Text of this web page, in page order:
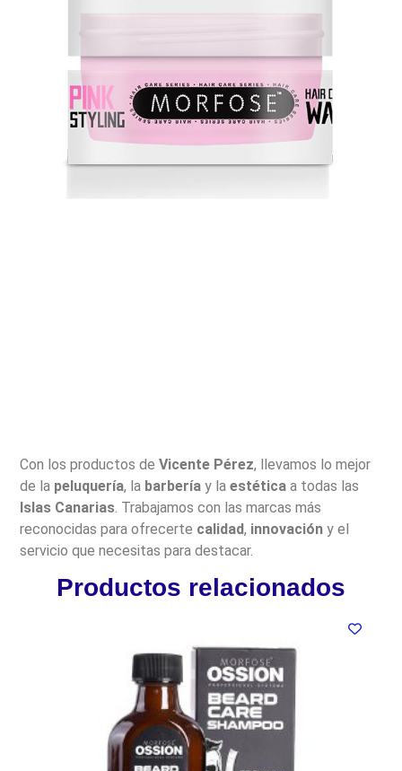
Con los productos deVicente Pérez, llevamos lo mejor
de la peluquería, la barbería y laestética a todas las
Islas Canarias. Trabajamos con las marcas más
reconocidas para ofrecerte calidad, innovación y el
servicio que necesitas para destacar.
Productos relacionados